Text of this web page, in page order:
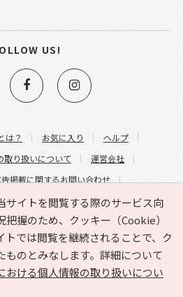
サイトを閲覧する際のサービス向
把握のため、クッキー（Cookie）
トでは閲覧を継続されることで、ク
ものとみなします。詳細について
おける個人情報の取り扱いについ
は？ お気に入り
ヘルプ
取り扱いについて
運営会社
告掲載に関するお問い合わせ
に関するお問い合わせ
US!
All Rights Reserved.